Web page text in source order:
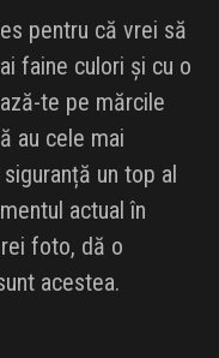
pentru că vrei să
faine culori și cu o
te pe mărcile
au cele mai
un top al
actual în
foto, dă o
acestea.